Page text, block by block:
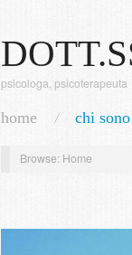
psicologa, psicoterapeuta
home chi sono
Browse: Home